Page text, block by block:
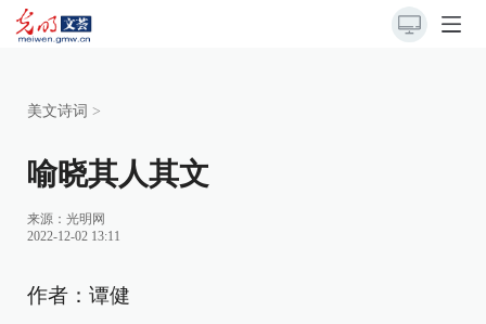
美文诗词 >
喻晓其人其文
来源： 光明网
2022-12-02 13:11
作者：谭健